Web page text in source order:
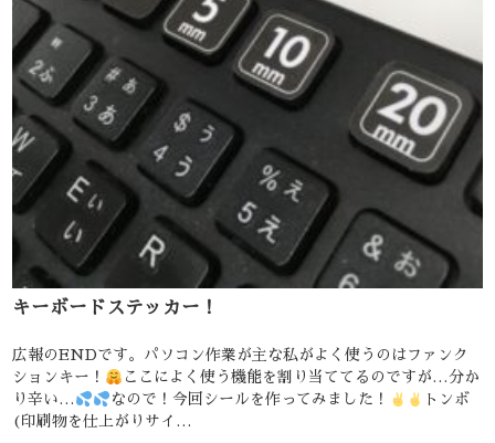
キーボードステッカー！
広報のENDです。パソコン作業が主な私がよく使うのはファンク
ションキー！
ここによく使う機能を割り当ててるのですが…分か
り辛い…
なので！今回シールを作ってみました！
トンボ
(印刷物を仕上がりサイ…